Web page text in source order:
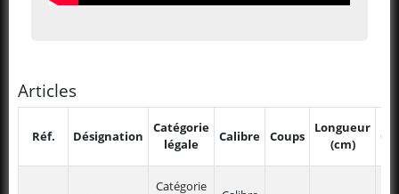
Articles
Réf. Désignation
Catégorie
légale
Calibre Coups
Longueur
(cm)
Catégorie